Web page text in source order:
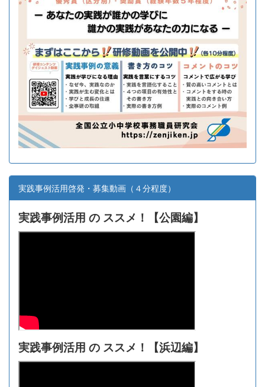
実践事例活用啓発・募集動画（４分程度）
実践事例活用 の ススメ！【公園編】
実践事例活用 の ススメ！【浜辺編】